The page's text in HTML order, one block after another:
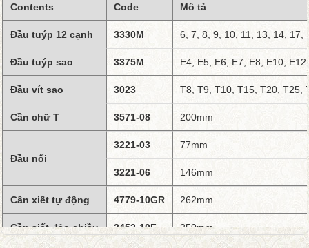
Contents Code Mô tả
Đầu tuýp 12 cạnh 3330M 6, 7, 8, 9, 10, 11, 13, 14, 17,
Đầu tuýp sao 3375M E4, E5, E6, E7, E8, E10,
Đầu vít sao 3023 T8, T9, T10, T15, T20, T25,
Cần chữ T 3571-08 200mm
Đầu nối
3221-03 77mm
3221-06 146mm
Cần xiết tự động 4779-10GR 262mm
Cần siết đảo chiều 3452-10F 250mm